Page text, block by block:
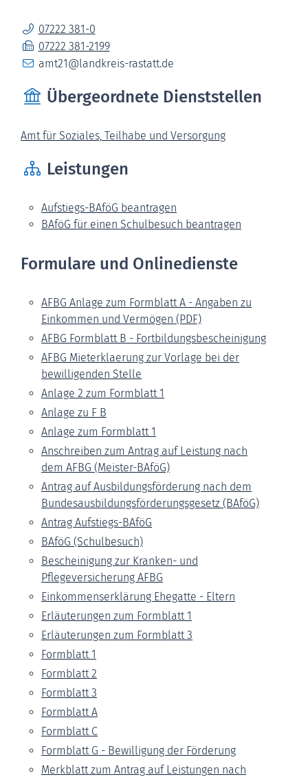
07222 381-0
07222 381-2199
amt21@landkreis-rastatt.de
Übergeordnete Dienststellen
Amt für Soziales, Teilhabe und Versorgung
Leistungen
Aufstiegs-BAföG beantragen
BAföG für einen Schulbesuch beantragen
Formulare und Onlinedienste
AFBG Anlage zum Formblatt A - Angaben zu
Einkommen und Vermögen (PDF)
AFBG Formblatt B - Fortbildungsbescheinigung
AFBG Mieterklaerung zur Vorlage bei der
bewilligenden Stelle
Anlage 2 zum Formblatt 1
Anlage zu F B
Anlage zum Formblatt 1
Anschreiben zum Antrag auf Leistung nach
dem AFBG (Meister-BAföG)
Antrag auf Ausbildungsförderung nach dem
Bundesausbildungsförderungsgesetz (BAföG)
Antrag Aufstiegs-BAföG
BAföG (Schulbesuch)
Bescheinigung zur Kranken- und
Pflegeversicherung AFBG
Einkommenserklärung Ehegatte - Eltern
Erläuterungen zum Formblatt 1
Erläuterungen zum Formblatt 3
Formblatt 1
Formblatt 2
Formblatt 3
Formblatt A
Formblatt C
Formblatt G - Bewilligung der Förderung
Merkblatt zum Antrag auf Leistungen nach